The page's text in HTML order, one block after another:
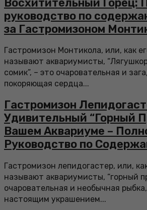
руководство по
за Гастромизоном
Гастромизон Монтикола, или, как
называют аквариумисты,
сомик”, – это очаровательная и
покоряющая сердца...
Гастромизон
Удивительный “Горный
Вашем Аквариуме –
Руководство по
Гастромизон лепидогастер, или,
называют аквариумисты, “горный
очаровательная и необычная
настоящим украшением...